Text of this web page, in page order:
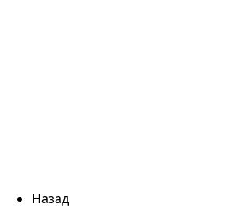
Назад